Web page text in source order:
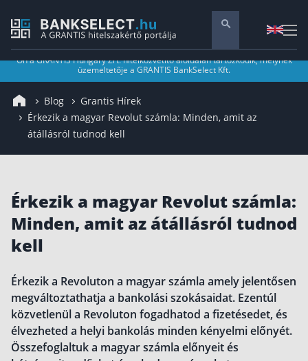
Vállalati szolgáltatások
Pénzügyi tanácsadás
Nyugdíj előtakarékosság
Nyugdíj előtakarékossági számla (NYESZ)
Nyugdíj tanácsadás 🪙
Nyugdíjkorhatár táblázat és útmutató
Nyugdíj kisokos – A magyar nyugdíjrendszer
működése
Egyszerű Állami Nyugdíjkalkulátor
Önkéntes Nyugdíjpénztárak hozamai
Ön a GRANTIS Hungary Zrt. hitelközvetítő aloldalán tartózkodik, melynek
üzemeltetője a GRANTIS BankSelect Kft.
Blog
Grantis Hírek
Érkezik a magyar Revolut számla: Minden, amit az
átállásról tudnod kell
Érkezik a magyar Revolut számla:
Minden, amit az átállásról tudnod
kell
Érkezik a Revoluton a magyar számla amely jelentősen
megváltoztathatja a bankolási szokásaidat. Ezentúl
közvetlenül a Revoluton fogadhatod a fizetésedet, és
élvezheted a helyi bankolás minden kényelmi előnyét.
Összefoglaltuk a magyar számla előnyeit és